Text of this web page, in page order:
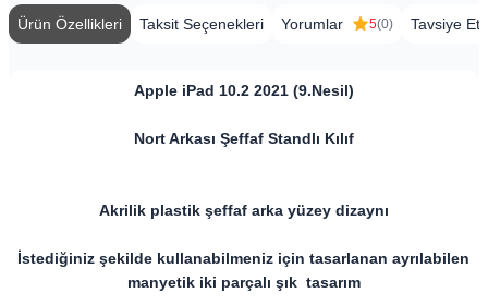
Ürün Özellikleri Taksit Seçenekleri Yorumlar 5(0) Tavsiye Et
Apple iPad 10.2 2021 (9.Nesil)
Nort Arkası Şeffaf Standlı Kılıf
Akrilik plastik şeffaf arka yüzey dizaynı
İstediğiniz şekilde kullanabilmeniz için tasarlanan ayrılabilen
manyetik iki parçalı şık tasarım